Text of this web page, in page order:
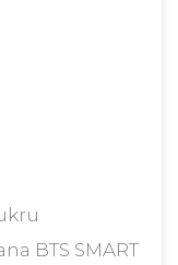
BTS SMART